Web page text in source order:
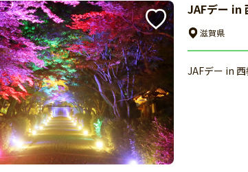
JAFデー in
滋賀県
JAFデー in